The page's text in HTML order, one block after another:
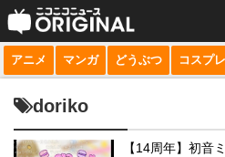
サービス一覧
動画
アニメ マンガ どうぶつ コスプ
doriko
【14周年】初音